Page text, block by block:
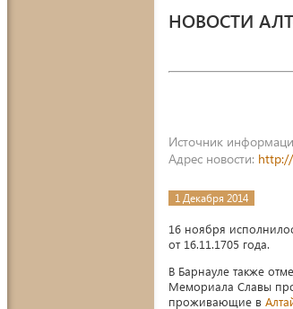
НОВОСТИ
Источник
Адрес новости:
1 Декабря 2014
16 ноября
от 16.11.1705 года.
В Барнауле также
Мемориала Славы
проживающие в